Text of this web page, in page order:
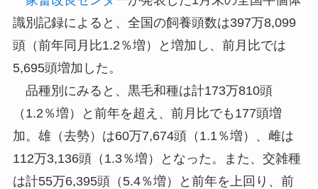
識別記録によると、全国の飼養頭数は397万8,099
頭（前年同月比1.2％増）と増加し、前月比では
5,695頭増加した。
品種別にみると、黒毛和種は計173万810頭
（1.2％増）と前年を超え、前月比でも177頭増
加。雄（去勢）は60万7,674頭（1.1％増）、雌は
112万3,136頭（1.3％増）となった。また、交雑種
は計55万6,395頭（5.4％増）と前年を上回り、前